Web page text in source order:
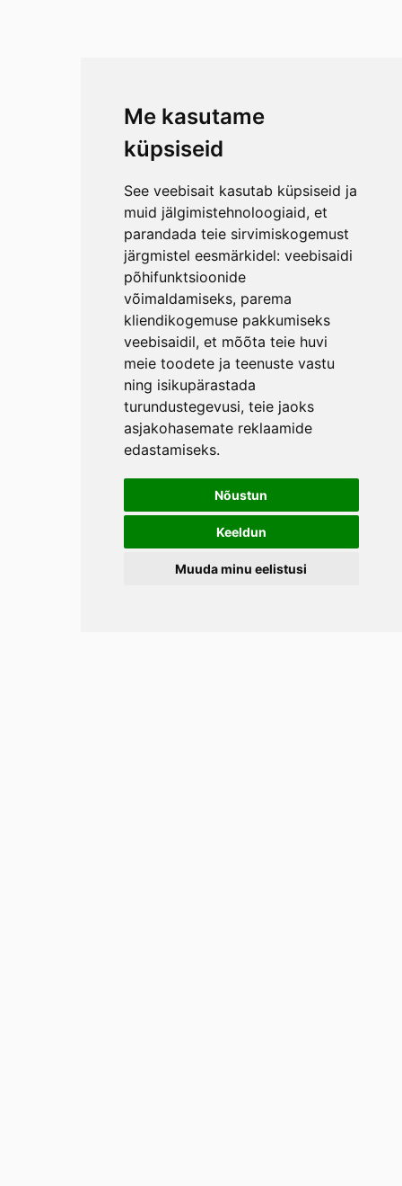
Me kasutame
küpsiseid
See veebisait kasutab küpsiseid ja
muid jälgimistehnoloogiaid, et
parandada teie sirvimiskogemust
järgmistel eesmärkidel: veebisaidi
põhifunktsioonide
võimaldamiseks, parema
kliendikogemuse pakkumiseks
veebisaidil, et mõõta teie huvi
meie toodete ja teenuste vastu
ning isikupärastada
turundustegevusi, teie jaoks
asjakohasemate reklaamide
edastamiseks.
Nõustun
Keeldun
Muuda minu eelistusi